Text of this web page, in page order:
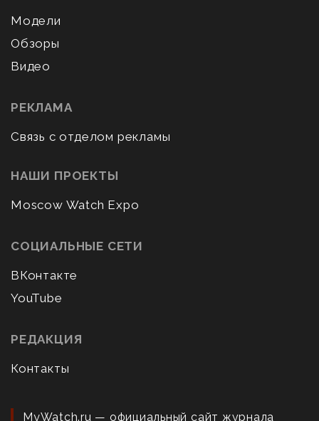
Модели
Обзоры
Видео
РЕКЛАМА
Связь с отделом рекламы
НАШИ ПРОЕКТЫ
Moscow Watch Expo
СОЦИАЛЬНЫЕ СЕТИ
ВКонтакте
YouTube
РЕДАКЦИЯ
Контакты
MyWatch.ru — официальный сайт журнала